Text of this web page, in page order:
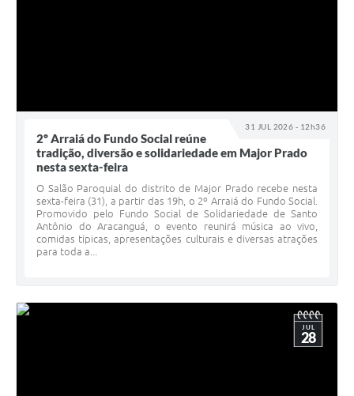
31 JUL 2026 - 12h36
2º Arraiá do Fundo Social reúne
tradição, diversão e solidariedade em Major Prado
nesta sexta-feira
O Salão Paroquial do distrito de Major Prado recebe nesta
sexta-feira (31), a partir das 19h, o 2º Arraiá do Fundo Social.
Promovido pelo Fundo Social de Solidariedade de Santo
Antônio do Aracanguá, o evento reunirá música ao vivo,
comidas típicas, apresentações culturais e diversas atrações
para toda a...
JUL
28